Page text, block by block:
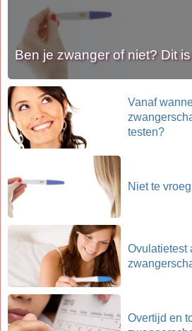
Ben je zwanger of niet? Dit
Vanaf
testen?
Niet te
Ovulatietest
Overtijd en